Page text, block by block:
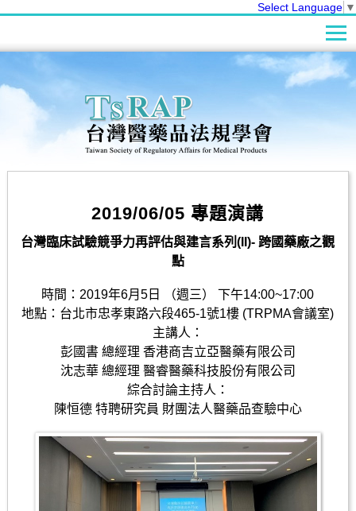
Select Language ▼
2019/06/05 專題演講
台灣臨床試驗競爭力再評估與建言系列(II)- 跨國藥廠之觀
點
時間：2019年6月5日 （週三） 下午14:00~17:00
地點：台北市忠孝東路六段465-1號1樓 (TRPMA會議室)
主講人：
彭國書 總經理 香港商吉立亞醫藥有限公司
沈志華 總經理 醫睿醫藥科技股份有限公司
綜合討論主持人：
陳恒德 特聘研究員 財團法人醫藥品查驗中心